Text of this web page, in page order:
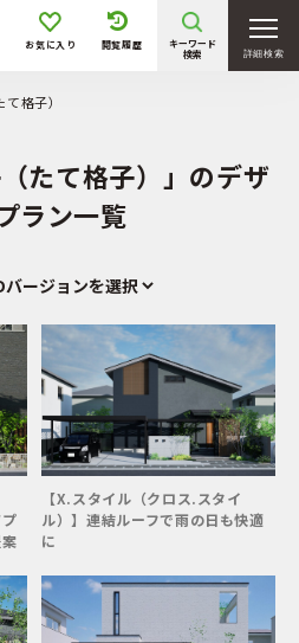
詳細検索
東洋工業
LIXIL
50万円 〜 100万円
400万円 〜 500万円
狭小地
駐車1台
駐車3台以上
お気に入り 閲覧履歴
キーワード
検索
格子）
たて格子）」のデザ
ラン一覧
【X.スタイル（クロス.スタイ
ル）】連結ルーフで雨の日も快適
に